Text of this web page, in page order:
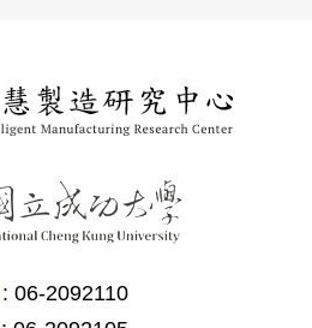
: 06-2092110